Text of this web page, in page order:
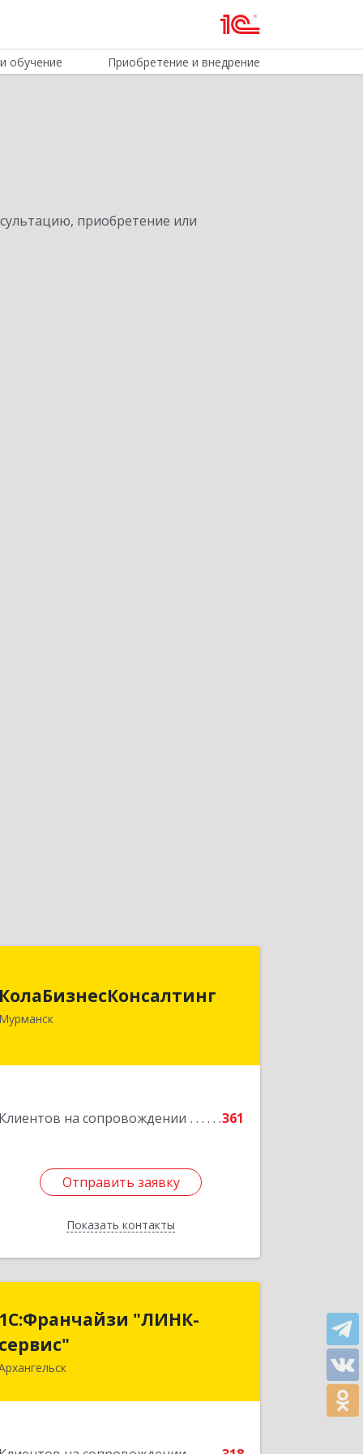
обучение Приобретение и внедрение
приобретение или
КолаБизнесКонсалтинг
Мурманск
Клиентов на сопровождении 361
Отправить заявку
Показать контакты
Подробнее
Отправить заявку
Назад
1С:Франчайзи "ЛИНК-
сервис"
1С:Франчайзи "ЛИНК-
сервис"
Подробнее